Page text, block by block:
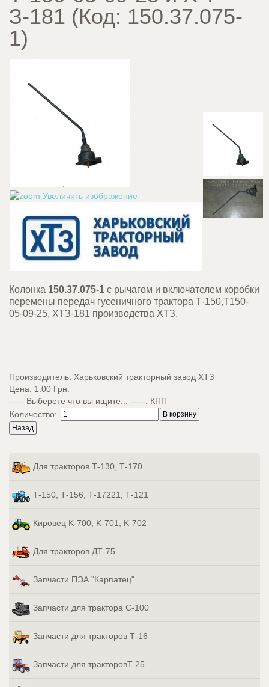
З-181 (Код: 150.37.075-
1)
Увеличить изображение
Колонка 150.37.075-1 с рычагом и включателем коробки
перемены передач гусеничного трактора Т-150,Т150-
05-09-25, ХТЗ-181 производства ХТЗ.
Производитель: Харьковский тракторный завод ХТЗ
Цена: 1.00 Грн.
----- Выберете что вы ищите... -----: КПП
Количество:
Для тракторов Т-130, Т-170
Т-150, Т-156, Т-17221, Т-121
Кировец K-700, K-701, K-702
Для тракторов ДТ-75
Запчасти ПЭА "Карпатец"
Запчасти для трактора С-100
Запчасти для тракторов Т-16
Запчасти для тракторовТ 25